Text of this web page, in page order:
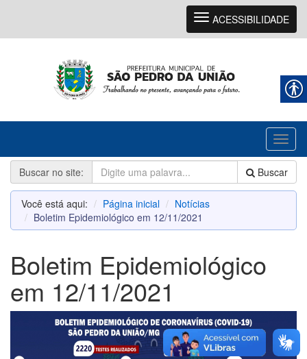
Navegação
ACESSIBILIDADE
Buscar no site:
Buscar
Você está aqui: Página inicial
Notícias
Boletim Epidemiológico em 12/11/2021
Boletim Epidemiológico
em 12/11/2021